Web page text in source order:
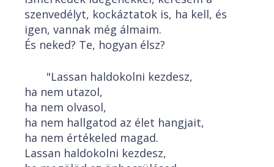
szenvedélyt, kockáztatok is, ha kell, és
igen, vannak még álmaim.
És neked? Te, hogyan élsz?
"Lassan haldokolni kezdesz,
ha nem utazol,
ha nem olvasol,
ha nem hallgatod az élet hangjait,
ha nem értékeled magad.
Lassan haldokolni kezdesz,